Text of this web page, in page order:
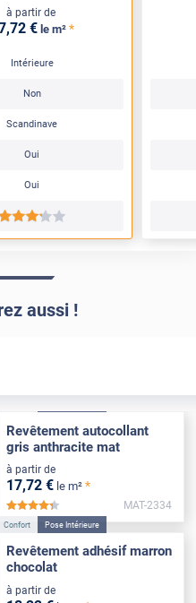
à partir de
,72 € le m² *
Intérieure
Non
Scandinave
Oui
Oui
*****
aussi !
Revêtement autocollant
gris anthracite mat
à partir de
17,72 € le m² *
*****
MAT-2334
Confort Pose Intérieure
Revêtement adhésif marron
chocolat
à partir de